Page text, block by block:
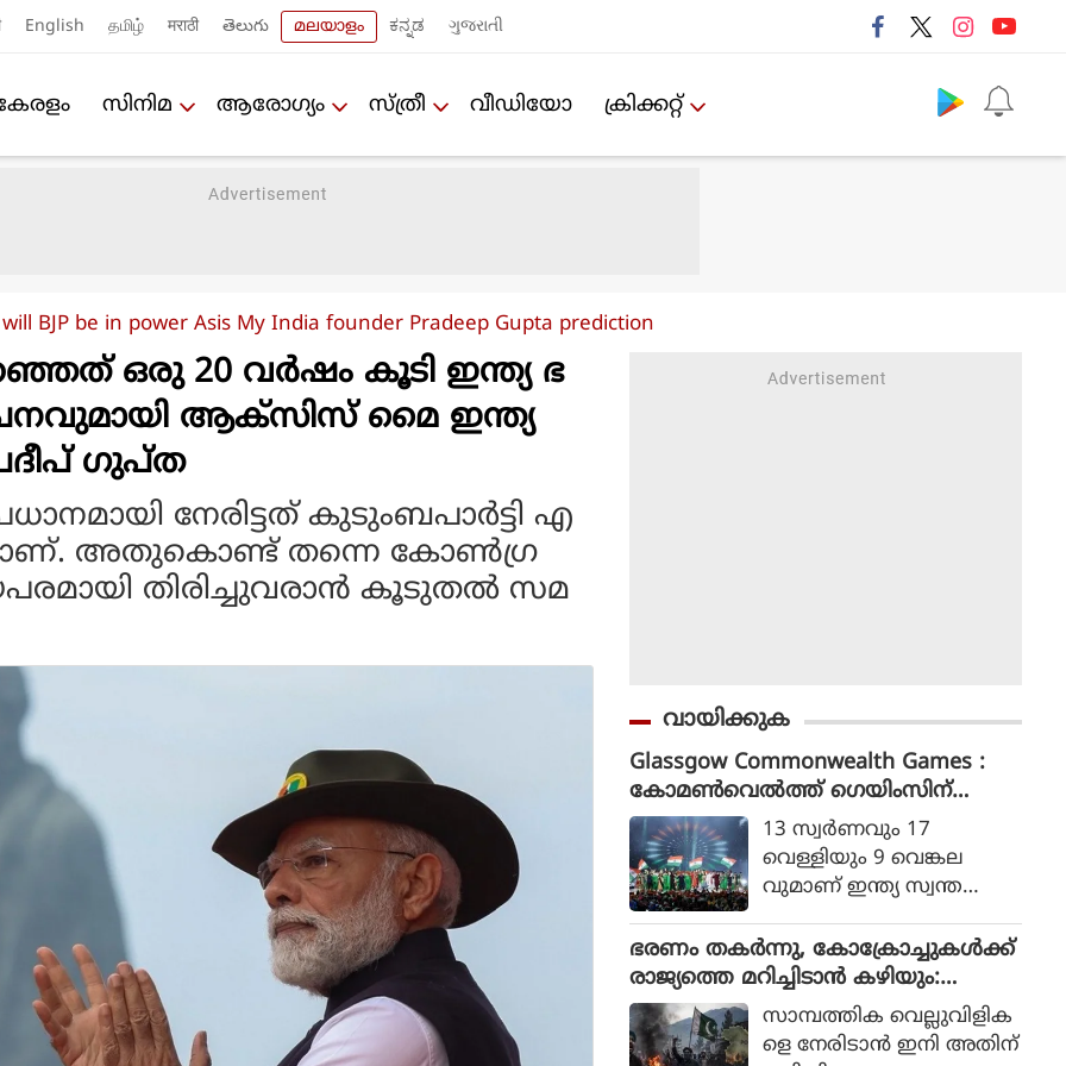
English தமிழ் मराठी తెలుగు മലയാളം ಕನ್ನಡ ગુજરાતી
സിനിമ ആരോഗ്യം സ്ത്രീ വീഡിയോ ക്രിക്കറ്റ്‌
BJP be in power Asis My India founder Pradeep Gupta prediction
ഒരു 20 വർഷം കൂടി ഇന്ത്യ ഭ
ആക്സിസ് മൈ ഇന്ത്യ
ഗുപ്ത
നേരിട്ടത് കുടുംബപാര്‍ട്ടി എ
അതുകൊണ്ട് തന്നെ കോണ്‍ഗ്ര
തിരിച്ചുവരാന്‍ കൂടുതല്‍ സമ
വായിക്കുക
Glassgow Commonwealth Games :
കോമൺവെൽത്ത് ഗെയിംസിന്
ഗ്ലാസ്ഗോയിൽ കൊടിയിറങ്ങി, മെഡ
ൽ നേട്ടത്തിൽ ഇന്ത്യ നാലാമത്
13 സ്വര്‍ണവും 17
വെള്ളിയും 9 വെങ്കല
വുമാണ് ഇന്ത്യ സ്വന്ത
ഭരണം തകര്‍ന്നു, കോക്രോച്ചുകള്‍ക്ക്
രാജ്യത്തെ മറിച്ചിടാന്‍ കഴിയും:
പാകിസ്ഥാന്‍ ആഭ്യന്തര മന്ത്രി
മൊഹ്സിന്‍ നഖ്വി
സാമ്പത്തിക വെല്ലുവിളിക
ളെ നേരിടാന്‍ ഇനി അതിന്